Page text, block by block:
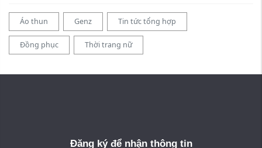
Áo thun Genz Tin tức tổng hợp
Đồng phục Thời trang nữ
Đăng ký để nhận thông tin